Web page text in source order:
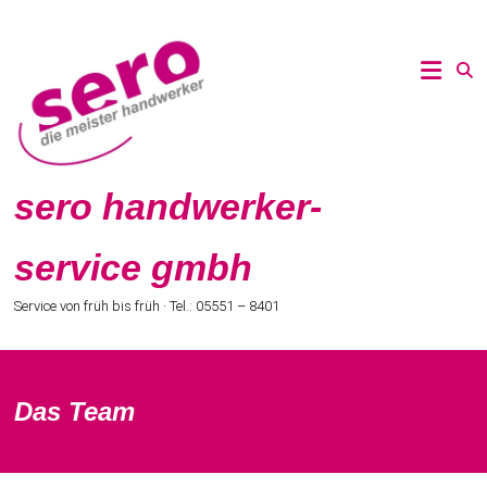
sero handwerker-
service gmbh
Service von früh bis früh · Tel.: 05551 – 8401
Das Team